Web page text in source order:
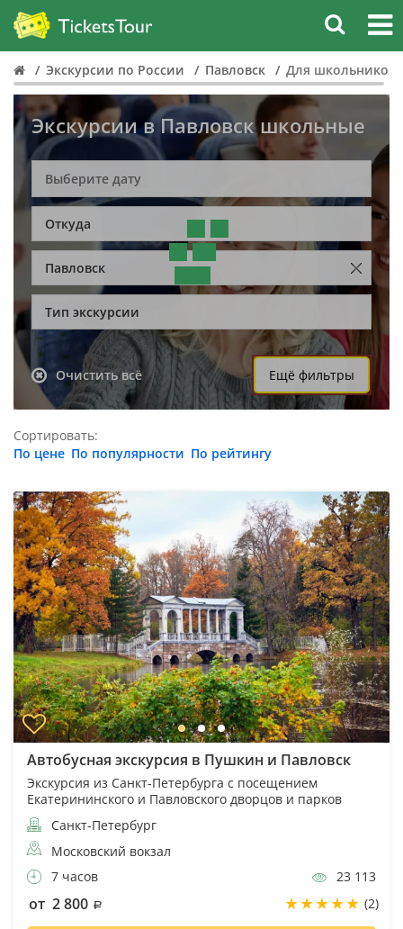
Экскурсии по России Павловск Для школьников
Экскурсии в Павловск школьные
Откуда
Павловск
Тип экскурсии
Очистить всё Ещё фильтры
Сортировать:
По цене По популярности По рейтингу
Автобусная экскурсия в Пушкин и Павловск
Экскурсия из Санкт-Петербурга с посещением
Екатерининского и Павловского дворцов и парков
Санкт-Петербург
Московский вокзал
7 часов
23 113
от 2 800 (2)